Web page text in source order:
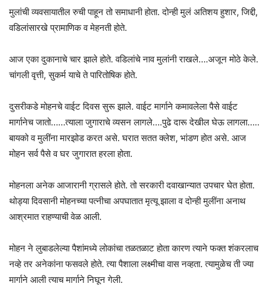
मुलांची व्यवसायातील रुची पाहून तो समाधानी होता. दोन्ही मुलं अतिशय हुशार, जिद्दी,
वडिलांसारखे प्रामाणिक व मेहनती होते.
आज एका दुकानाचे चार झाले होते. वडिलांचे नाव मुलांनी राखले….अजून मोठे केले.
चांगली वृत्ती, सुकर्म याचे ते पारितोषिक होते.
दुसरीकडे मोहनचे वाईट दिवस सुरू झाले. वाईट मार्गाने कमावलेला पैसे वाईट
मार्गानेच जातो……त्याला जुगाराचे व्यसन लागले….पुढे दारू देखील घेऊ लागला…..
बायको व मुलींना मारझोड करत असे. घरात सतत क्लेश, भांडण होत असे. आज
मोहन सर्व पैसे व घर जुगारात हरला होता.
मोहनला अनेक आजारानी ग्रासले होते. तो सरकारी दवाखान्यात उपचार घेत होता.
थोड्या दिवसानी मोहनच्या पत्नीचा अपघातात मृत्यू झाला व दोन्ही मुलींना अनाथ
आश्रमात राहण्याची वेळ आली.
मोहन ने लुबाडलेल्या पैशांमध्ये लोकांचा तळतळाट होता कारण त्याने फक्त शंकरलाच
नव्हे तर अनेकांना फसवले होते. त्या पैशाला लक्ष्मीचा वास नव्हता. त्यामुळेच ती ज्या
मार्गाने आली त्याच मार्गाने निघून गेली.